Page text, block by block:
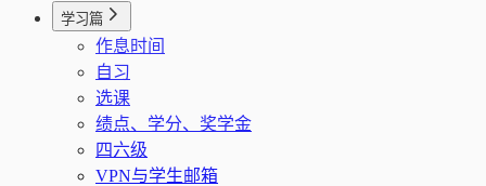
学习篇
作息时间
自习
选课
绩点、学分、奖学金
四六级
VPN与学生邮箱